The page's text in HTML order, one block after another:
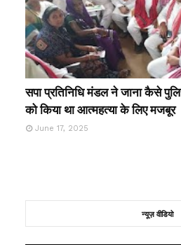
सपा प्रतिनिधि मंडल ने जाना कैसे
को किया था आत्महत्या के लिए मजबूर
June 17, 2025
न्यूज़ वीडियो